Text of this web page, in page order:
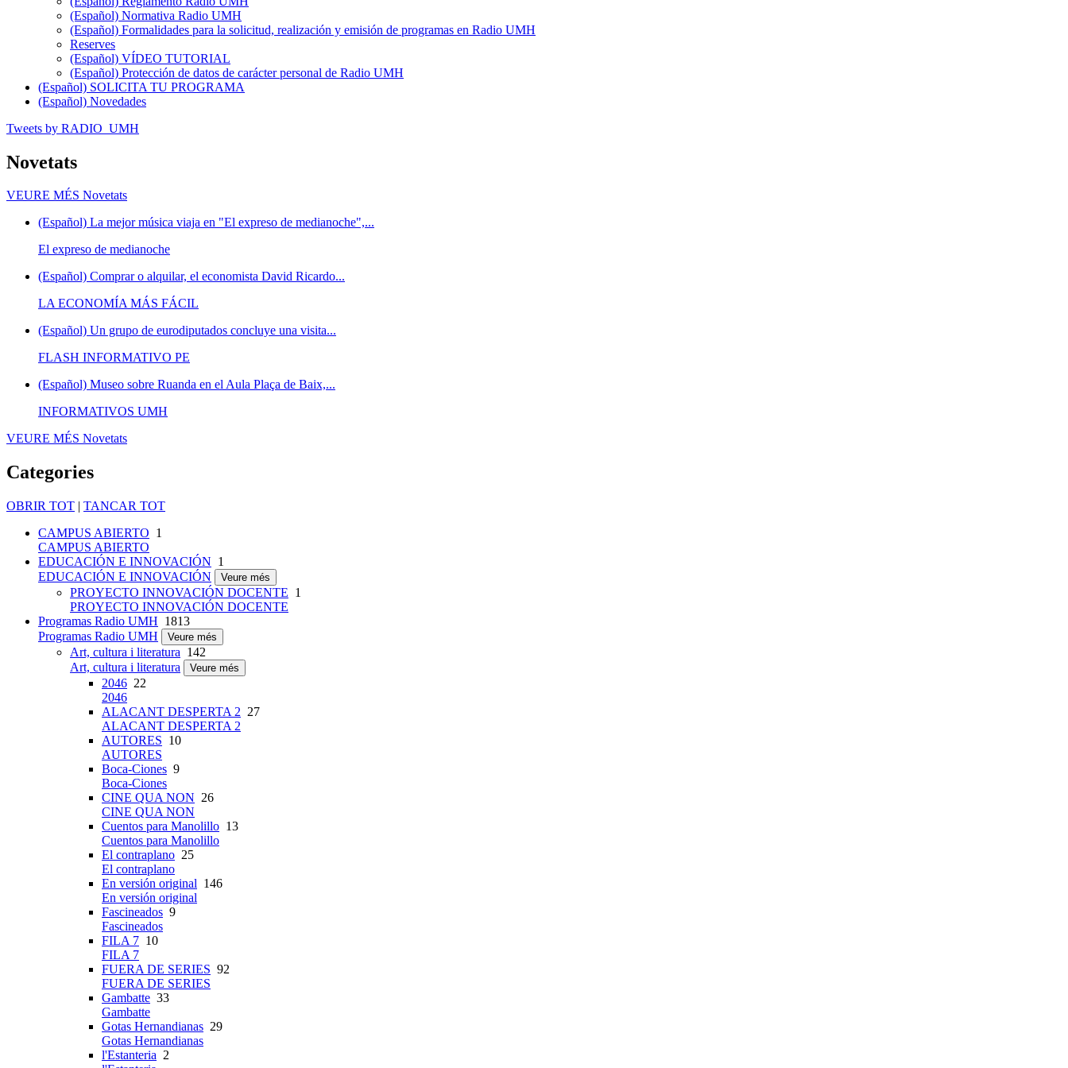
(Español) Normativa Radio UMH
(Español) Formalidades para la solicitud, realización y emisión de programas en Radio UMH
Reserves
(Español) VÍDEO TUTORIAL
(Español) Protección de datos de carácter personal de Radio UMH
(Español) SOLICITA TU PROGRAMA
(Español) Novedades
Tweets by RADIO_UMH
Novetats
VEURE MÉS Novetats
(Español) La mejor música viaja en "El expreso de medianoche",...
El expreso de medianoche
(Español) Comprar o alquilar, el economista David Ricardo...
LA ECONOMÍA MÁS FÁCIL
(Español) Un grupo de eurodiputados concluye una visita...
FLASH INFORMATIVO PE
(Español) Museo sobre Ruanda en el Aula Plaça de Baix,...
INFORMATIVOS UMH
VEURE MÉS Novetats
Categories
OBRIR TOT | TANCAR TOT
CAMPUS ABIERTO 1
CAMPUS ABIERTO
EDUCACIÓN E INNOVACIÓN 1
EDUCACIÓN E INNOVACIÓN
Veure més
PROYECTO INNOVACIÓN DOCENTE 1
PROYECTO INNOVACIÓN DOCENTE
Programas Radio UMH 1813
Programas Radio UMH
Veure més
Art, cultura i literatura 142
Art, cultura i literatura
Veure més
2046 22
2046
ALACANT DESPERTA 2 27
ALACANT DESPERTA 2
AUTORES 10
AUTORES
Boca-Ciones 9
Boca-Ciones
CINE QUA NON 26
CINE QUA NON
Cuentos para Manolillo 13
Cuentos para Manolillo
El contraplano 25
El contraplano
En versión original 146
En versión original
Fascineados 9
Fascineados
FILA 7 10
FILA 7
FUERA DE SERIES 92
FUERA DE SERIES
Gambatte 33
Gambatte
Gotas Hernandianas 29
Gotas Hernandianas
l'Estanteria 2